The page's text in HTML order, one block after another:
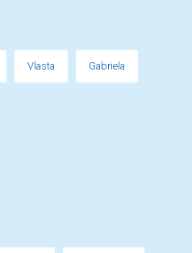
Vlasta Gabriela